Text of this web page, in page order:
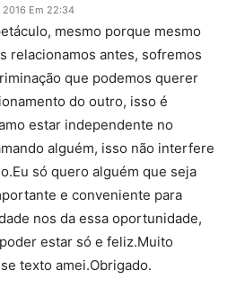
Em 22:34
mesmo porque mesmo
relacionamos antes, sofremos
que podemos querer
do outro, isso é
estar independente no
alguém, isso não interfere
só quero alguém que seja
e conveniente para
nos da essa oportunidade,
estar só e feliz.Muito
texto amei.Obrigado.